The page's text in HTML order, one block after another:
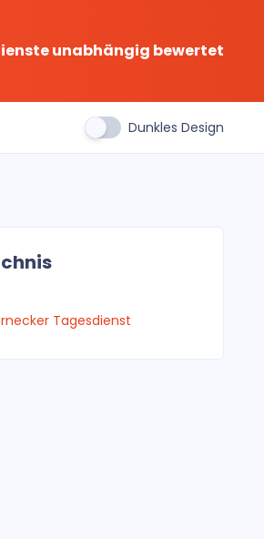
unabhängig bewertet
Dunkles Design
Tagesdienst